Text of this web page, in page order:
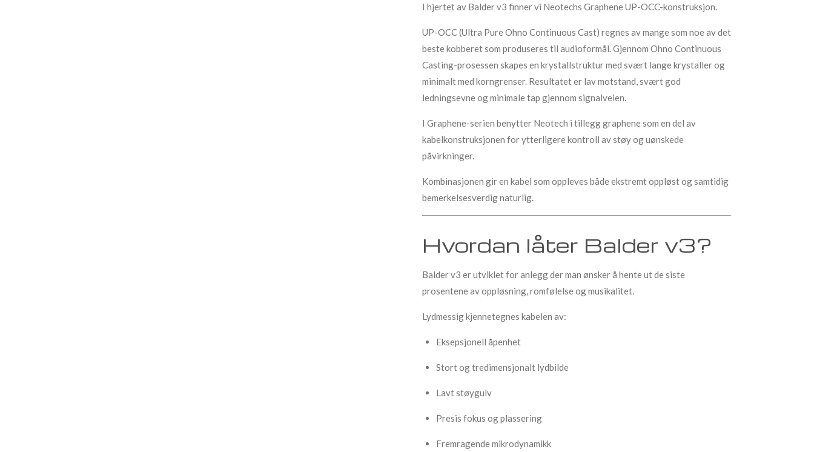
I hjertet av Balder v3 finner vi Neotechs Graphene UP-OCC-konstruksjon.
UP-OCC (Ultra Pure Ohno Continuous Cast) regnes av mange som noe av det
beste kobberet som produseres til audioformål. Gjennom Ohno Continuous
Casting-prosessen skapes en krystallstruktur med svært lange krystaller og
minimalt med korngrenser. Resultatet er lav motstand, svært god
ledningsevne og minimale tap gjennom signalveien.
I Graphene-serien benytter Neotech i tillegg graphene som en del av
kabelkonstruksjonen for ytterligere kontroll av støy og uønskede
påvirkninger.
Kombinasjonen gir en kabel som oppleves både ekstremt oppløst og samtidig
bemerkelsesverdig naturlig.
Hvordan låter Balder v3?
Balder v3 er utviklet for anlegg der man ønsker å hente ut de siste
prosentene av oppløsning, romfølelse og musikalitet.
Lydmessig kjennetegnes kabelen av:
Eksepsjonell åpenhet
Stort og tredimensjonalt lydbilde
Lavt støygulv
Presis fokus og plassering
Fremragende mikrodynamikk